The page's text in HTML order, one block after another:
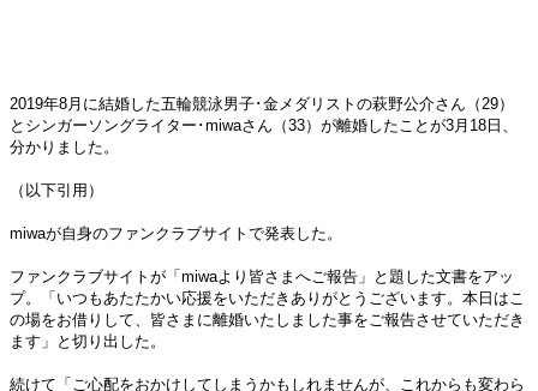
2019年8月に結婚した五輪競泳男子･金メダリストの萩野公介さん（29）
とシンガーソングライター･miwaさん（33）が離婚したことが3月18日、
分かりました。
（以下引用）
miwaが自身のファンクラブサイトで発表した。
ファンクラブサイトが「miwaより皆さまへご報告」と題した文書をアッ
プ。「いつもあたたかい応援をいただきありがとうございます。本日はこ
の場をお借りして、皆さまに離婚いたしました事をご報告させていただき
ます」と切り出した。
続けて「ご心配をおかけしてしまうかもしれませんが、これからも変わら